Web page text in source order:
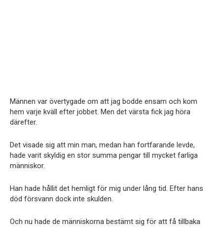
Männen var övertygade om att jag bodde ensam och kom
hem varje kväll efter jobbet. Men det värsta fick jag höra
därefter.
Det visade sig att min man, medan han fortfarande levde,
hade varit skyldig en stor summa pengar till mycket farliga
människor.
Han hade hållit det hemligt för mig under lång tid. Efter hans
död försvann dock inte skulden.
Och nu hade de människorna bestämt sig för att få tillbaka